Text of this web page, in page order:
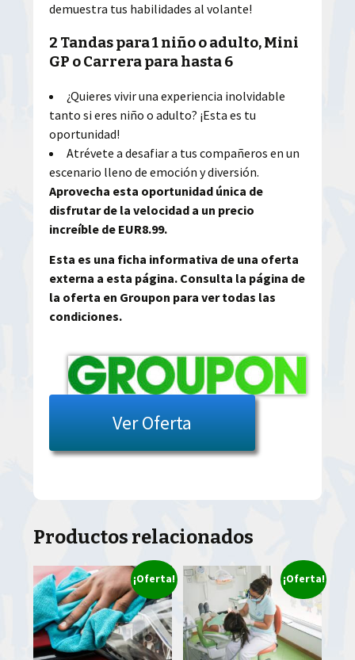
demuestra tus habilidades al volante!
2 Tandas para 1 niño o adulto, Mini
GP o Carrera para hasta 6
¿Quieres vivir una experiencia inolvidable
tanto si eres niño o adulto? ¡Esta es tu
oportunidad!
Atrévete a desafiar a tus compañeros en un
escenario lleno de emoción y diversión.
Aprovecha esta oportunidad única de
disfrutar de la velocidad a un precio
increíble de EUR8.99.
Esta es una ficha informativa de una oferta
externa a esta página. Consulta la página de
la oferta en Groupon para ver todas las
condiciones.
Ver Oferta
Productos relacionados
¡Oferta! ¡Oferta!